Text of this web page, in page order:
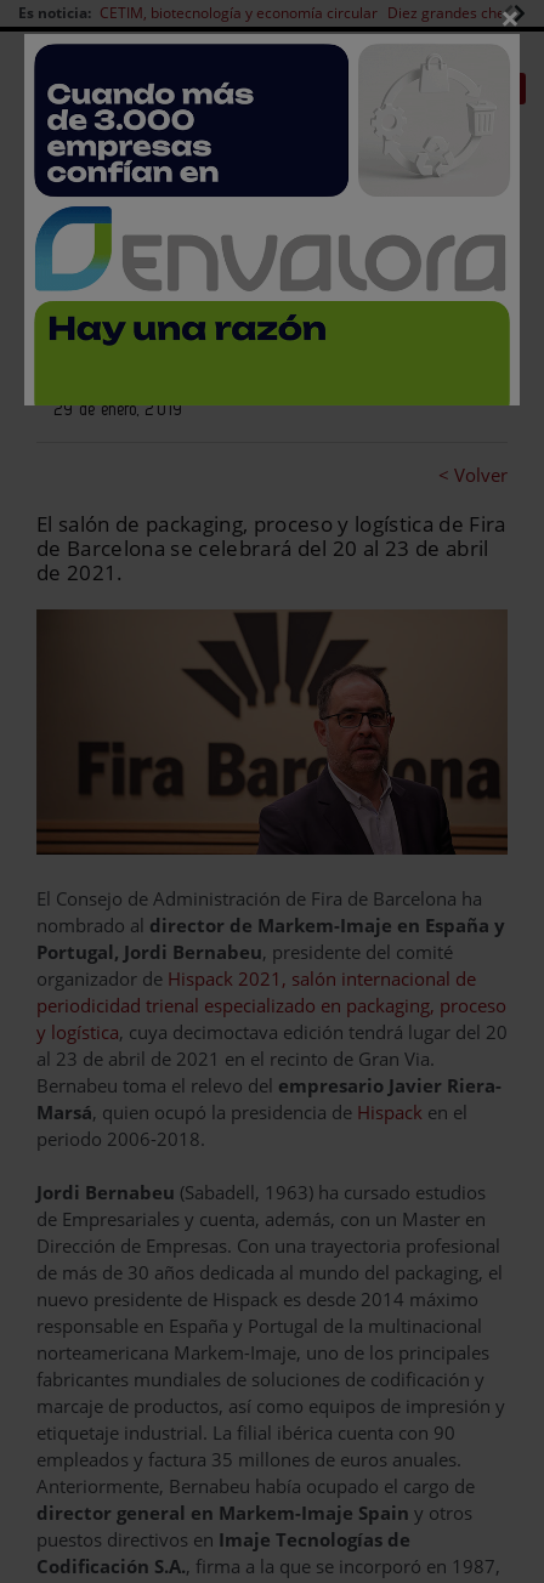
Es noticia: CETIM, biotecnología y economía circular Diez grandes chefs
Redes Sociales
Es noticia
| CANAL EMPLEO Login empresas Registro
Jordi Bernabeu es nombrado
presidente de Hispack 2021
29 de enero, 2019
< Volver
El salón de packaging, proceso y logística de Fira
de Barcelona se celebrará del 20 al 23 de abril
de 2021.
El Consejo de Administración de Fira de Barcelona ha
nombrado al director de Markem-Imaje en España y
Portugal, Jordi Bernabeu, presidente del comité
organizador de Hispack 2021, salón internacional de
periodicidad trienal especializado en packaging, proceso
y logística, cuya decimoctava edición tendrá lugar del 20
al 23 de abril de 2021 en el recinto de Gran Via.
Bernabeu toma el relevo del empresario Javier Riera-
Marsá, quien ocupó la presidencia de Hispack en el
periodo 2006-2018.
Jordi Bernabeu (Sabadell, 1963) ha cursado estudios
de Empresariales y cuenta, además, con un Master en
Dirección de Empresas. Con una trayectoria profesional
de más de 30 años dedicada al mundo del packaging, el
nuevo presidente de Hispack es desde 2014 máximo
responsable en España y Portugal de la multinacional
norteamericana Markem-Imaje, uno de los principales
fabricantes mundiales de soluciones de codificación y
marcaje de productos, así como equipos de impresión y
etiquetaje industrial. La filial ibérica cuenta con 90
empleados y factura 35 millones de euros anuales.
Anteriormente, Bernabeu había ocupado el cargo de
director general en Markem-Imaje Spain y otros
puestos directivos en Imaje Tecnologías de
Codificación S.A., firma a la que se incorporó en 1987,
×